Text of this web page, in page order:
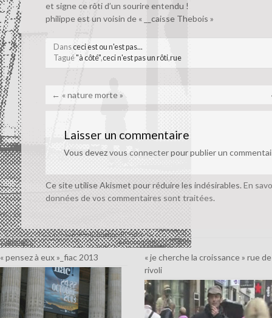
et signe ce rôti d’un sourire entendu !
philippe est un voisin de « __caisse Thebois »
Dansceci est ou n'est pas...
Tagué"à côté",ceci n'est pas un rôti,rue
← « nature morte »
Laisser un commentaire
Vous devezvous connecterpour publier un
Ce site utilise Akismet pour réduire les indésirables. En
données de vos commentaires sont traitées.
« pensez à eux »_fiac 2013
« je cherche la croissance » rue de
rivoli